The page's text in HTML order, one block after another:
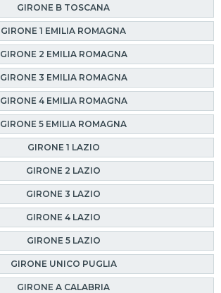
GIRONE B TOSCANA
GIRONE 1 EMILIA ROMAGNA
GIRONE 2 EMILIA ROMAGNA
GIRONE 3 EMILIA ROMAGNA
GIRONE 4 EMILIA ROMAGNA
GIRONE 5 EMILIA ROMAGNA
GIRONE 1 LAZIO
GIRONE 2 LAZIO
GIRONE 3 LAZIO
GIRONE 4 LAZIO
GIRONE 5 LAZIO
GIRONE UNICO PUGLIA
GIRONE A CALABRIA